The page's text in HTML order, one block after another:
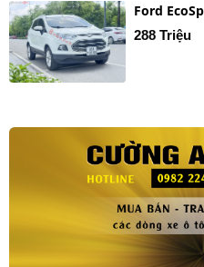
Ford
288 Triệu